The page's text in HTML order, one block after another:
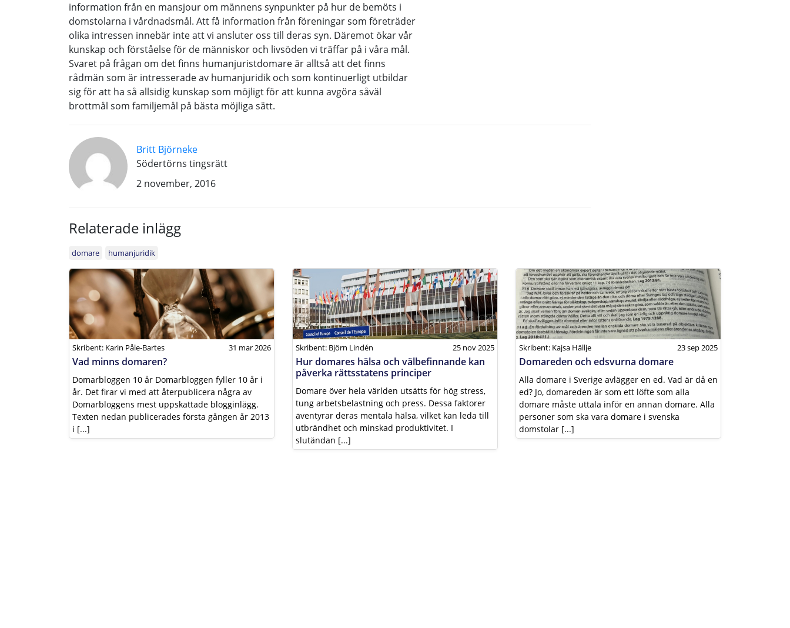
information från en mansjour om männens synpunkter på hur de bemöts i
domstolarna i vårdnadsmål. Att få information från föreningar som företräder
olika intressen innebär inte att vi ansluter oss till deras syn. Däremot ökar vår
kunskap och förståelse för de människor och livsöden vi träffar på i våra mål.
Svaret på frågan om det finns humanjuristdomare är alltså att det finns
rådmän som är intresserade av humanjuridik och som kontinuerligt utbildar
sig för att ha så allsidig kunskap som möjligt för att kunna avgöra såväl
brottmål som familjemål på bästa möjliga sätt.
Britt Björneke
Södertörns tingsrätt
2 november, 2016
Relaterade inlägg
domare humanjuridik
Skribent: Karin Påle-Bartes 31 mar 2026
Vad minns domaren?
Domarbloggen 10 år Domarbloggen fyller 10 år i
år. Det firar vi med att återpublicera några av
Domarbloggens mest uppskattade blogginlägg.
Texten nedan publicerades första gången år 2013
i [...]
Skribent: Björn Lindén 25 nov 2025
Hur domares hälsa och välbefinnande kan
påverka rättsstatens principer
Domare över hela världen utsätts för hög stress,
tung arbetsbelastning och press. Dessa faktorer
äventyrar deras mentala hälsa, vilket kan leda till
utbrändhet och minskad produktivitet. I
slutändan [...]
Skribent: Kajsa Hällje 23 sep 2025
Domareden och edsvurna domare
Alla domare i Sverige avlägger en ed. Vad är då en
ed? Jo, domareden är som ett löfte som alla
domare måste uttala inför en annan domare. Alla
personer som ska vara domare i svenska
domstolar [...]